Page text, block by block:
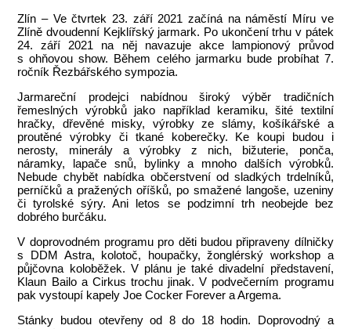
Zlín – Ve čtvrtek 23. září 2021 začíná na náměstí Míru ve
Zlíně dvoudenní Kejklířský jarmark. Po ukončení trhu v pátek
24. září 2021 na něj navazuje akce lampionový průvod
s ohňovou show. Během celého jarmarku bude probíhat 7.
ročník Řezbářského sympozia.
Jarmareční prodejci nabídnou široký výběr tradičních
řemeslných výrobků jako například keramiku, šité textilní
hračky, dřevěné misky, výrobky ze slámy, košíkářské a
proutěné výrobky či tkané koberečky. Ke koupi budou i
nerosty, minerály a výrobky z nich, bižuterie, ponča,
náramky, lapače snů, bylinky a mnoho dalších výrobků.
Nebude chybět nabídka občerstvení od sladkých trdelníků,
perníčků a pražených oříšků, po smažené langoše, uzeniny
či tyrolské sýry. Ani letos se podzimní trh neobejde bez
dobrého burčáku.
V doprovodném programu pro děti budou připraveny dílničky
s DDM Astra, kolotoč, houpačky, žonglérský workshop a
půjčovna koloběžek. V plánu je také divadelní představení,
Klaun Bailo a Cirkus trochu jinak. V podvečerním programu
pak vystoupí kapely Joe Cocker Forever a Argema.
Stánky budou otevřeny od 8 do 18 hodin. Doprovodný a